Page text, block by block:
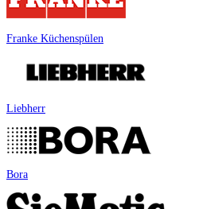
Franke Küchenspülen
Liebherr
Bora